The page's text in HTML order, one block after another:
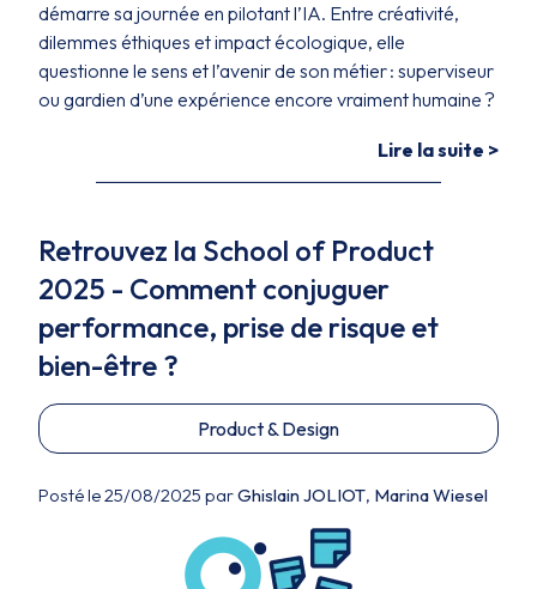
démarre sa journée en pilotant l’IA. Entre créativité,
dilemmes éthiques et impact écologique, elle
questionne le sens et l’avenir de son métier : superviseur
ou gardien d’une expérience encore vraiment humaine ?
Lire la suite >
Retrouvez la School of Product
2025 - Comment conjuguer
performance, prise de risque et
bien-être ?
Product & Design
Posté le 25/08/2025 parGhislain JOLIOT, Marina Wiesel